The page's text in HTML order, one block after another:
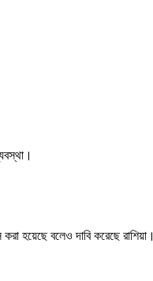
হয়েছে বলেও দাবি করেছে রাশিয়া।